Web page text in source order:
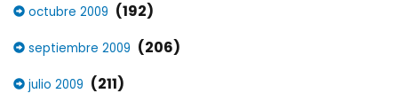
octubre 2009 (192)
septiembre 2009 (206)
julio 2009 (211)